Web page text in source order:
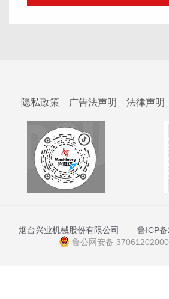
隐私政策 广告法声明 法律声明
烟台兴业机械股份有限公司
鲁ICP
鲁公网安备